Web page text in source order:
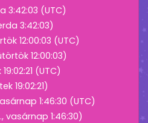
3:42:03 (UTC)
3:42:03)
12:00:03 (UTC)
12:00:03)
(UTC)
19:02:21)
1:46:30 (UTC)
vasárnap 1:46:30)